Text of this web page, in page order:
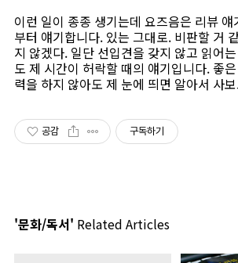
이런 일이 종종 생기는데 요즈음은 리뷰
부터 얘기합니다. 있는 그대로. 비판할 거
지 않겠다. 일단 선입견을 갖지 않고 읽어
도 제 시간이 허락할 때의 얘기입니다. 좋
력을 하지 않아도 제 눈에 띄면 알아서 사
공감 구독하기
'문화/독서' Related Articles